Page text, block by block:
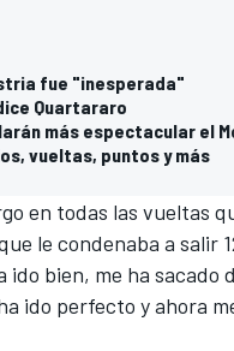
fue "inesperada"
Quartararo
más espectacular el
vueltas, puntos y más
en todas las vueltas
le condenaba a salir
ido bien, me ha
ido perfecto y ahora